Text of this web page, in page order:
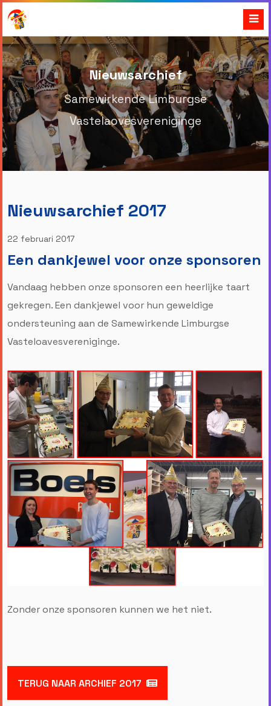
Nieuwsarchief
Samewirkende Limburgse
Vastelaovesvereniginge
Nieuwsarchief 2017
22 februari 2017
Een dankjewel voor onze sponsoren
Vandaag hebben onze sponsoren een heerlijke taart
gekregen. Een dankjewel voor hun geweldige
ondersteuning aan de Samewirkende Limburgse
Vasteloavesvereniginge.
Zonder onze sponsoren kunnen we het niet.
TERUG NAAR ARCHIEF 2017